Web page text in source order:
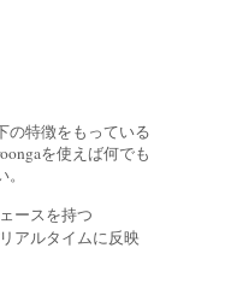
の特徴をもっている
を使えば何でも
ースを持つ
アルタイムに反映